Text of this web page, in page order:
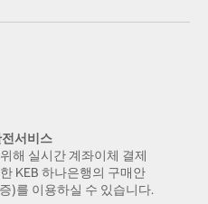
서비스
해 실시간 계좌이체 결제
KEB 하나은행의 구매안
)를 이용하실 수 있습니다.